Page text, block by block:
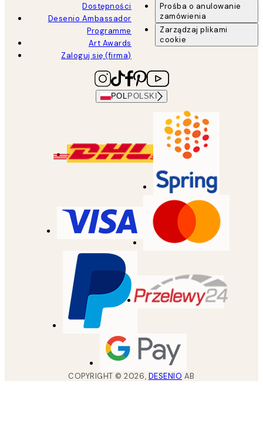
Dostępności
Desenio Ambassador
Programme
Art Awards
Zaloguj się (firma)
Prośba o anulowanie
zamówienia
Zarządzaj plikami
cookie
POL POLSKI
COPYRIGHT ©2026, DESENIO AB